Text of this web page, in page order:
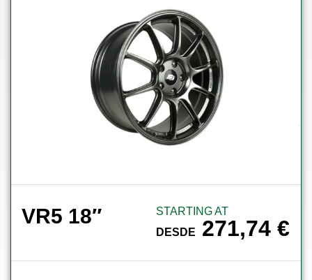
VR5 18″
STARTING AT
DESDE
271,74€